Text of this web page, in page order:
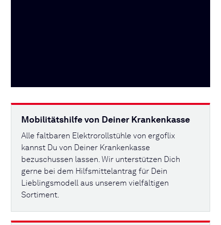
Mobilitätshilfe von Deiner Krankenkasse
Alle faltbaren Elektrorollstühle von ergoflix
kannst Du von Deiner Krankenkasse
bezuschussen lassen. Wir unterstützen Dich
gerne bei dem Hilfsmittelantrag für Dein
Lieblingsmodell aus unserem vielfältigen
Sortiment.